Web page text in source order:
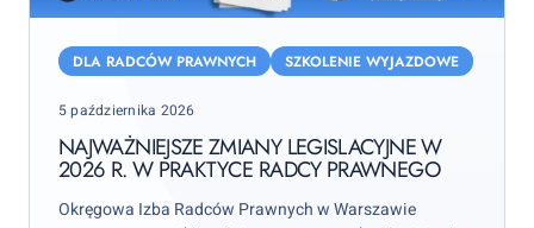
zmiany
2026
DLA RADCÓW PRAWNYCH SZKOLENIE WYJAZDOWE
Posted
5 października 2026
NAJWAŻNIEJSZE ZMIANY LEGISLACYJNE W
2026 R. W PRAKTYCE RADCY PRAWNEGO
Okręgowa Izba Radców Prawnych w Warszawie